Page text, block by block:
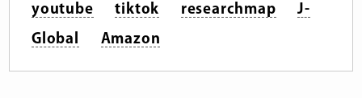
youtube tiktok researchmap J-
Global Amazon